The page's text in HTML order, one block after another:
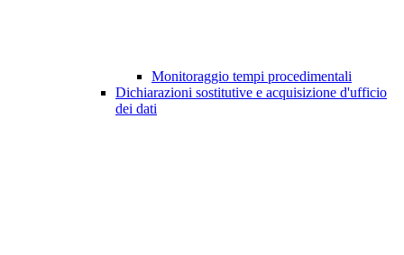
Monitoraggio tempi procedimentali
Dichiarazioni sostitutive e acquisizione d'ufficio
dei dati